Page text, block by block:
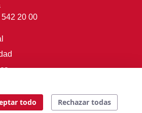
542 20 00
todo Rechazar todas